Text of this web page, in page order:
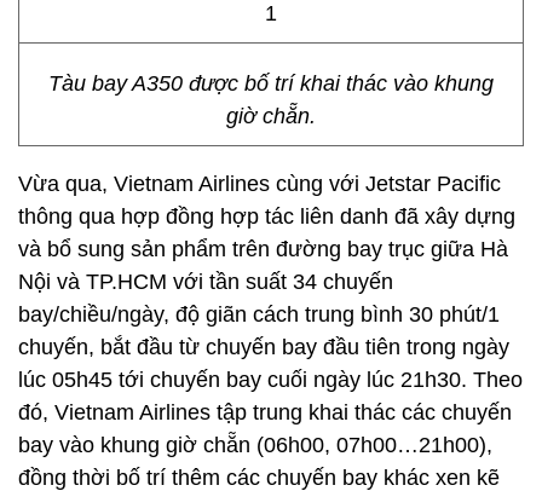
Tàu bay A350 được bố trí khai thác vào khung
giờ chẵn.
Vừa qua, Vietnam Airlines cùng với Jetstar Pacific
thông qua hợp đồng hợp tác liên danh đã xây dựng
và bổ sung sản phẩm trên đường bay trục giữa Hà
Nội và TP.HCM với tần suất 34 chuyến
bay/chiều/ngày, độ giãn cách trung bình 30 phút/1
chuyến, bắt đầu từ chuyến bay đầu tiên trong ngày
lúc 05h45 tới chuyến bay cuối ngày lúc 21h30. Theo
đó, Vietnam Airlines tập trung khai thác các chuyến
bay vào khung giờ chẵn (06h00, 07h00…21h00),
đồng thời bố trí thêm các chuyến bay khác xen kẽ